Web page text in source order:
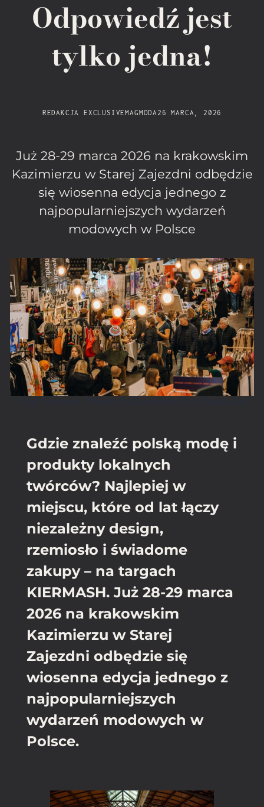
Odpowiedź jest
tylko jedna!
REDAKCJA EXCLUSIVEMAG MODA 26 MARCA, 2026
Już 28-29 marca 2026 na krakowskim
Kazimierzu w Starej Zajezdni odbędzie
się wiosenna edycja jednego z
najpopularniejszych wydarzeń
modowych w Polsce
Gdzie znaleźć polską modę i
produkty lokalnych
twórców? Najlepiej w
miejscu, które od lat łączy
niezależny design,
rzemiosło i świadome
zakupy – na targach
KIERMASH. Już 28-29 marca
2026 na krakowskim
Kazimierzu w Starej
Zajezdni odbędzie się
wiosenna edycja jednego z
najpopularniejszych
wydarzeń modowych w
Polsce.